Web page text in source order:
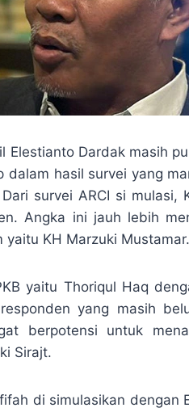
Elestianto Dardak masih
hasil survei yang
survei ARCI si mulasi,
Angka ini jauh lebih
yaitu KH Marzuki Mustamar.
yaitu Thoriqul Haq
yang masih
berpotensi untuk
Sirajt.
di simulasikan dengan